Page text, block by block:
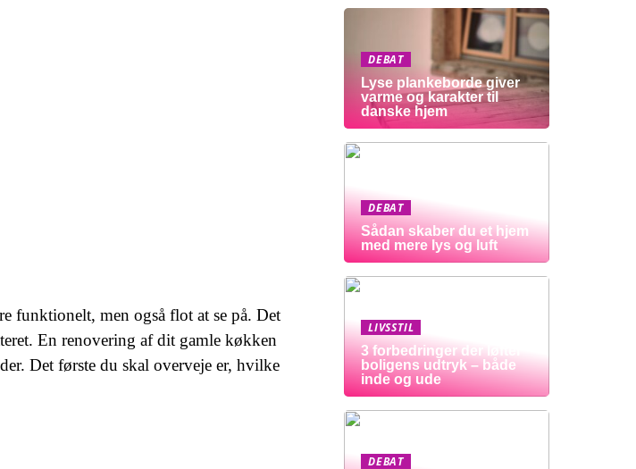
funktionelt, men også flot at se på. Det
En renovering af dit gamle køkken
Det første du skal overveje er, hvilke
DEBAT
Lyse plankeborde giver
varme og karakter til
danske hjem
DEBAT
Sådan skaber du et hjem
med mere lys og luft
LIVSSTIL
3 forbedringer der løfter
boligens udtryk – både
inde og ude
DEBAT